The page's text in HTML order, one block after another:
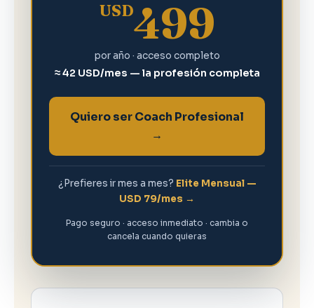
USD499
por año · acceso completo
≈ 42 USD/mes — la profesión completa
Quiero ser Coach Profesional
→
¿Prefieres ir mes a mes? Elite Mensual —
USD 79/mes →
Pago seguro · acceso inmediato · cambia o
cancela cuando quieras